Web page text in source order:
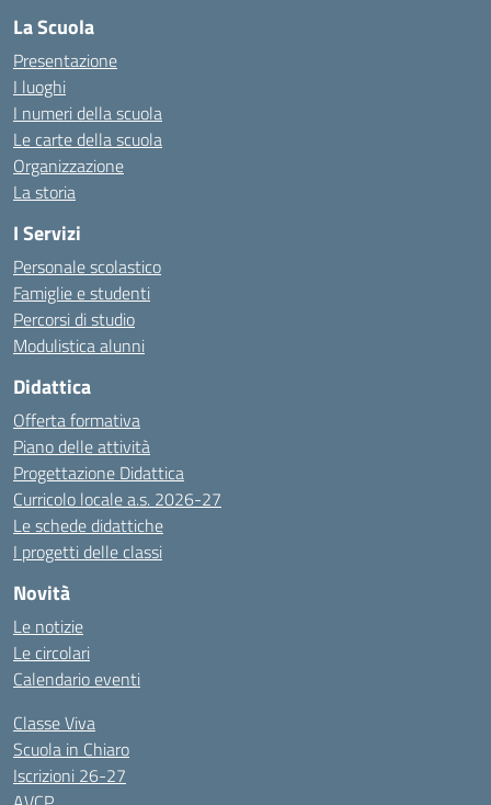
La Scuola
Presentazione
I luoghi
I numeri della scuola
Le carte della scuola
Organizzazione
La storia
I Servizi
Personale scolastico
Famiglie e studenti
Percorsi di studio
Modulistica alunni
Didattica
Offerta formativa
Piano delle attività
Progettazione Didattica
Curricolo locale a.s. 2026-27
Le schede didattiche
I progetti delle classi
Novità
Le notizie
Le circolari
Calendario eventi
Classe Viva
Scuola in Chiaro
Iscrizioni 26-27